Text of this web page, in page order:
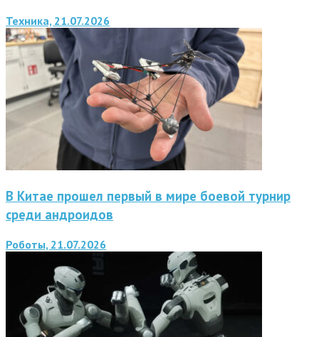
Техника, 21.07.2026
В Китае прошел первый в мире боевой турнир
среди андроидов
Роботы, 21.07.2026